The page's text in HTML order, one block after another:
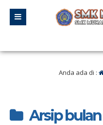
Anda ada di :
Arsip